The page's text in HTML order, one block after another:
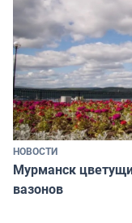
НОВОСТИ
Мурманск
вазонов